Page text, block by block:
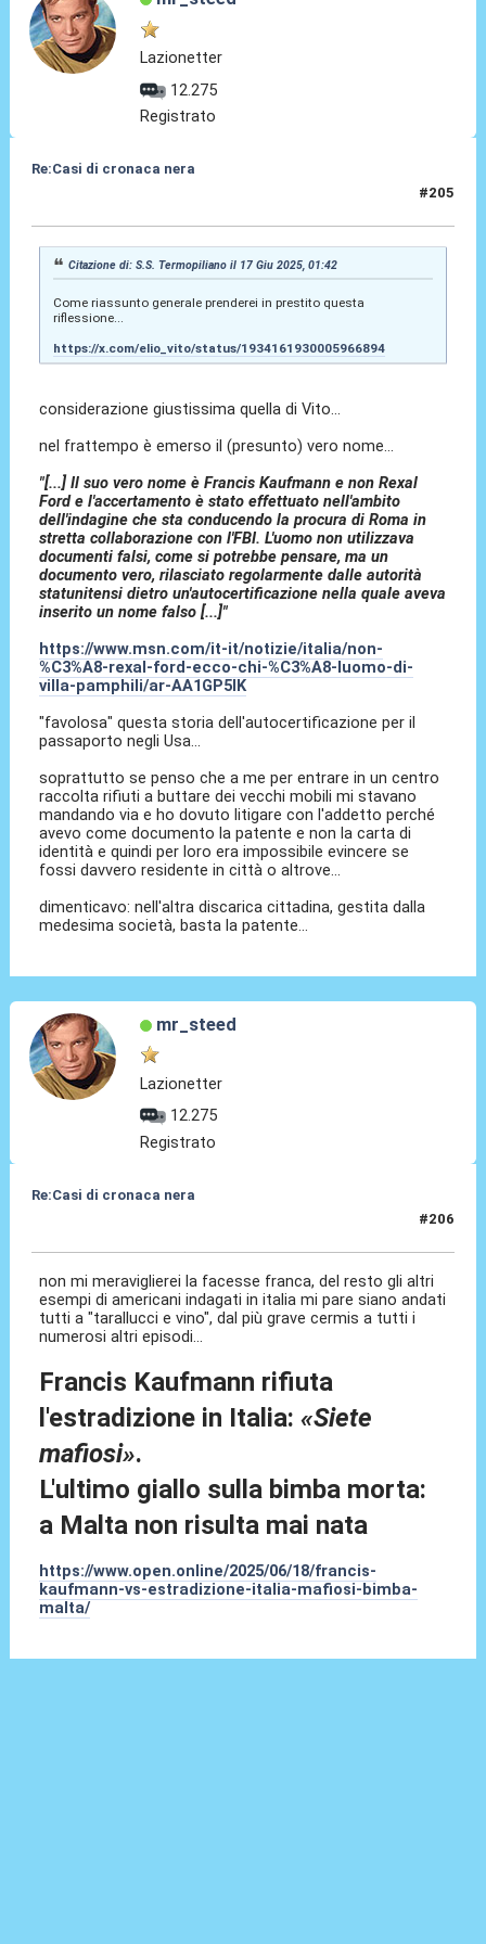
Lazionetter
12.275
Registrato
Re:Casi di cronaca nera
#205
Citazione di: S.S. Termopiliano il 17 Giu 2025, 01:42
Come riassunto generale prenderei in prestito questa
riflessione...
https://x.com/elio_vito/status/1934161930005966894
considerazione giustissima quella di Vito...
nel frattempo è emerso il (presunto) vero nome...
"[...] Il suo vero nome è Francis Kaufmann e non Rexal
Ford e l'accertamento è stato effettuato nell'ambito
dell'indagine che sta conducendo la procura di Roma in
stretta collaborazione con l'FBI. L'uomo non utilizzava
documenti falsi, come si potrebbe pensare, ma un
documento vero, rilasciato regolarmente dalle autorità
statunitensi dietro un'autocertificazione nella quale aveva
inserito un nome falso [...]"
https://www.msn.com/it-it/notizie/italia/non-
%C3%A8-rexal-ford-ecco-chi-%C3%A8-luomo-di-
villa-pamphili/ar-AA1GP5IK
"favolosa" questa storia dell'autocertificazione per il
passaporto negli Usa...
soprattutto se penso che a me per entrare in un centro
raccolta rifiuti a buttare dei vecchi mobili mi stavano
mandando via e ho dovuto litigare con l'addetto perché
avevo come documento la patente e non la carta di
identità e quindi per loro era impossibile evincere se
fossi davvero residente in città o altrove...
dimenticavo: nell'altra discarica cittadina, gestita dalla
medesima società, basta la patente...
mr_steed
Lazionetter
12.275
Registrato
Re:Casi di cronaca nera
#206
non mi meraviglierei la facesse franca, del resto gli altri
esempi di americani indagati in italia mi pare siano andati
tutti a "tarallucci e vino", dal più grave cermis a tutti i
numerosi altri episodi...
Francis Kaufmann rifiuta
l'estradizione in Italia:«Siete
mafiosi».
L'ultimo giallo sulla bimba morta:
a Malta non risulta mai nata
https://www.open.online/2025/06/18/francis-
kaufmann-vs-estradizione-italia-mafiosi-bimba-
malta/